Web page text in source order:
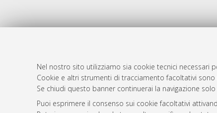
Nel nostro sito utilizziamo sia cookie tecnici necessari
Cookie e altri strumenti di tracciamento facoltativi
Se chiudi questo banner continuerai la navigazione
Puoi esprimere il consenso sui cookie facoltativi
Atom
Rss 1.0
AMS
Servizio